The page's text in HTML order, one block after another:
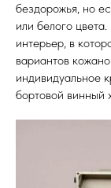
бездорожья, но
или белого
интерьер, в
вариантов
индивидуальное
бортовой винный